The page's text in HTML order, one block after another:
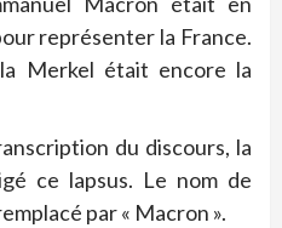
représenter la France.
Merkel était encore la
du discours, la
ce lapsus. Le nom de
par « Macron ».